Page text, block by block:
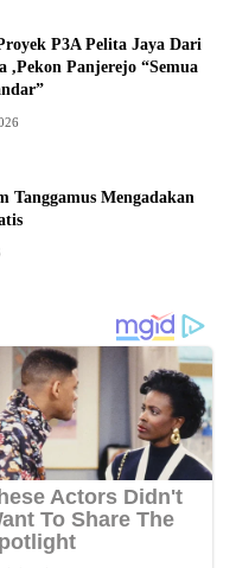
P3A Pelita Jaya Dari
,Pekon Panjerejo “Semua
Tanggamus Mengadakan